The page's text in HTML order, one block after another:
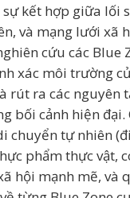
sự kết hợp giữa lối
và mạng lưới xã
cứu các Blue
xác môi trường
rút ra các nguyên
bối cảnh hiện đại.
chuyển tự nhiên
phẩm thực vật,
hội mạnh mẽ, và